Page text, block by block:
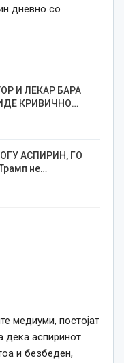
дневно со
И ЛЕКАР БАРА
КРИВИЧНО…
АСПИРИН, ГО
не…
медиуми, постојат
дека аспиринот
и безбеден,